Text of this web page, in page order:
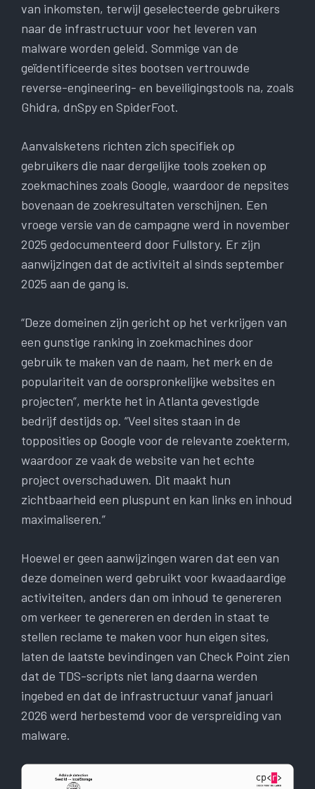
van inkomsten, terwijl geselecteerde gebruikers
naar de infrastructuur voor het leveren van
malware worden geleid. Sommige van de
geïdentificeerde sites bootsen vertrouwde
reverse-engineering- en beveiligingstools na, zoals
Ghidra, dnSpy en SpiderFoot.
Aanvalsketens richten zich specifiek op
gebruikers die naar dergelijke tools zoeken op
zoekmachines zoals Google, waardoor de nepsites
bovenaan de zoekresultaten verschijnen. Een
vroege versie van de campagne werd in november
2025 gedocumenteerd door Fullstory. Er zijn
aanwijzingen dat de activiteit al sinds september
2025 aan de gang is.
“Deze domeinen zijn gericht op het verkrijgen van
een gunstige ranking in zoekmachines door
gebruik te maken van de naam, het merk en de
populariteit van de oorspronkelijke websites en
projecten”, merkte het in Atlanta gevestigde
bedrijf destijds op. “Veel sites staan ​​in de
topposities op Google voor de relevante zoekterm,
waardoor ze vaak de website van het echte
project overschaduwen. Dit maakt hun
zichtbaarheid een pluspunt en kan links en inhoud
maximaliseren.”
Hoewel er geen aanwijzingen waren dat een van
deze domeinen werd gebruikt voor kwaadaardige
activiteiten, anders dan om inhoud te genereren
om verkeer te genereren en derden in staat te
stellen reclame te maken voor hun eigen sites,
laten de laatste bevindingen van Check Point zien
dat de TDS-scripts niet lang daarna werden
ingebed en dat de infrastructuur vanaf januari
2026 werd herbestemd voor de verspreiding van
malware.